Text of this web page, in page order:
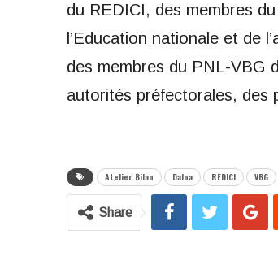
du REDICI, des membres
l’Education nationale et de
des membres du PNL-VBG
autorités préfectorales, des
Atelier Bilan Daloa REDICI VBG
Share